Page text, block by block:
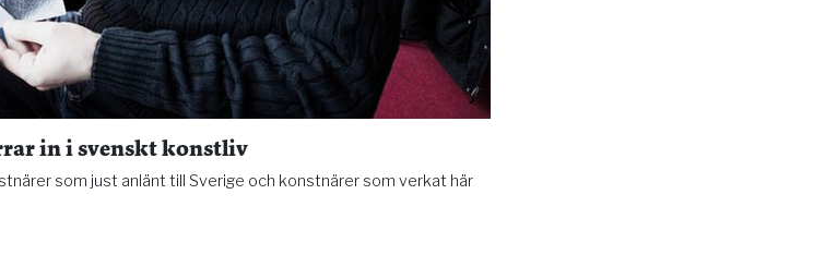
in i svenskt konstliv
som just anlänt till Sverige och konstnärer som verkat här